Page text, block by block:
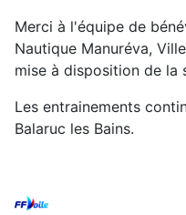
Merci à l'équipe de
Nautique Manuréva,
mise à disposition de la
Les entrainements
Balaruc les Bains.